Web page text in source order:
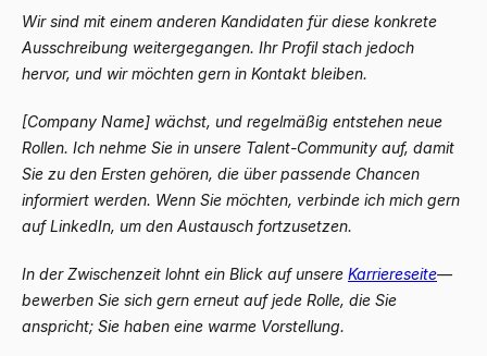
Wir sind mit einem anderen Kandidaten für diese konkrete
Ausschreibung weitergegangen. Ihr Profil stach jedoch
hervor, und wir möchten gern in Kontakt bleiben.
[Company Name] wächst, und regelmäßig entstehen neue
Rollen. Ich nehme Sie in unsere Talent-Community auf, damit
Sie zu den Ersten gehören, die über passende Chancen
informiert werden. Wenn Sie möchten, verbinde ich mich gern
auf LinkedIn, um den Austausch fortzusetzen.
In der Zwischenzeit lohnt ein Blick auf unsere Karriereseite—
bewerben Sie sich gern erneut auf jede Rolle, die Sie
anspricht; Sie haben eine warme Vorstellung.